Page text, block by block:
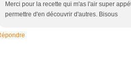
Merci pour la recette qui m'as l'air super
permettre d'en découvrir d'autres. Bisous